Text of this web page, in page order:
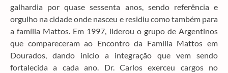
galhardia por quase sessenta anos, sendo referência e
orgulho na cidade onde nasceu e residiu como também para
a família Mattos. Em 1997, liderou o grupo de Argentinos
que compareceram ao Encontro da Família Mattos em
Dourados, dando inicio a integração que vem sendo
fortalecida a cada ano. Dr. Carlos exerceu cargos no